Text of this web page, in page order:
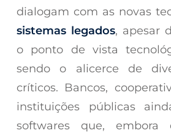
dialogam com as novas
sistemas legados, apesar
o ponto de vista
sendo o alicerce de
críticos. Bancos,
instituições públicas
softwares que, embora